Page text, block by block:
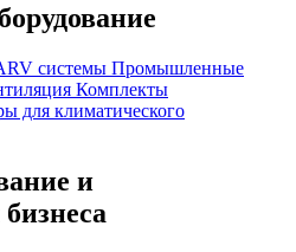
системы Промышленные
Комплекты
для климатического
и